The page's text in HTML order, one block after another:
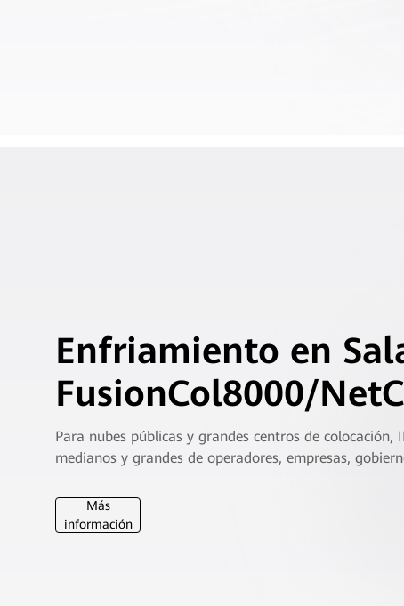
Enfriamiento en
FusionCol8000/
Para nubes públicas y grandes centros de colocación,
medianos y grandes de operadores, empresas,
Más
información